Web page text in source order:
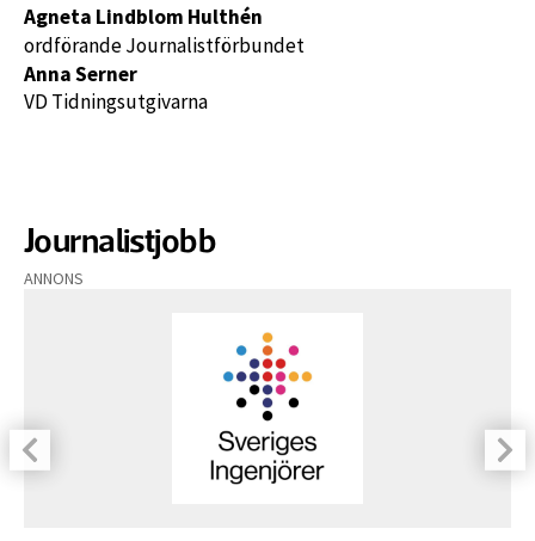
Agneta Lindblom Hulthén
ordförande Journalistförbundet
Anna Serner
VD Tidningsutgivarna
Journalistjobb
ANNONS